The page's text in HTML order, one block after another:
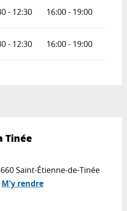
- 12:30 16:00 - 19:00
- 12:30 16:00 - 19:00
Tinée
Saint-Étienne-de-Tinée
M'y rendre